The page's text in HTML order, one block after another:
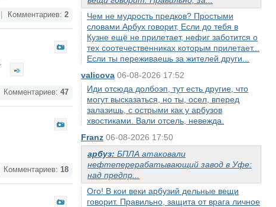
Чем не мудрость предков? Простыми
словами Арбух говорит, Если до тебя в
Кузне ещё не прилетает, нефиг заботится о
тех соотечественниках которым прилетает...
Если ты переживаешь за жителей други...
valicova 06-08-2026 17:52
Иди отсюда долбоэп, тут есть другие, что
могут высказаться, но ты, осел, вперед
залазишь, с острыми как у арбузов
хвостиками. Вали отсель, невежда.
Franz 06-08-2026 17:50
арбуз: БПЛА атаковали
нефтеперерабатывающий завод в Уфе:
над предпр...
Ого! В кои веки арбузий дельные вещи
говорит. Правильно, защита от врага личное
Комментариев: 2
Комментариев: 47
Комментариев: 18